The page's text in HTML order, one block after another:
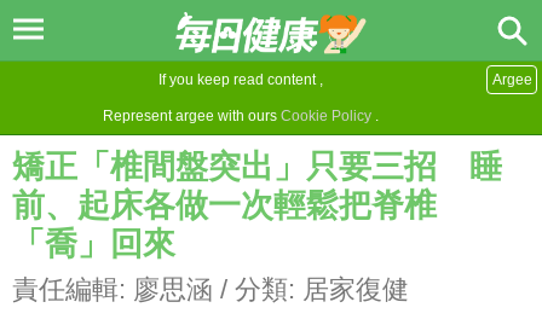
If you keep read content ,
Represent argee with ours Cookie Policy .
Argee
矯正「椎間盤突出」只要三招 睡
前、起床各做一次輕鬆把脊椎
「喬」回來
責任編輯: 廖思涵 / 分類: 居家復健